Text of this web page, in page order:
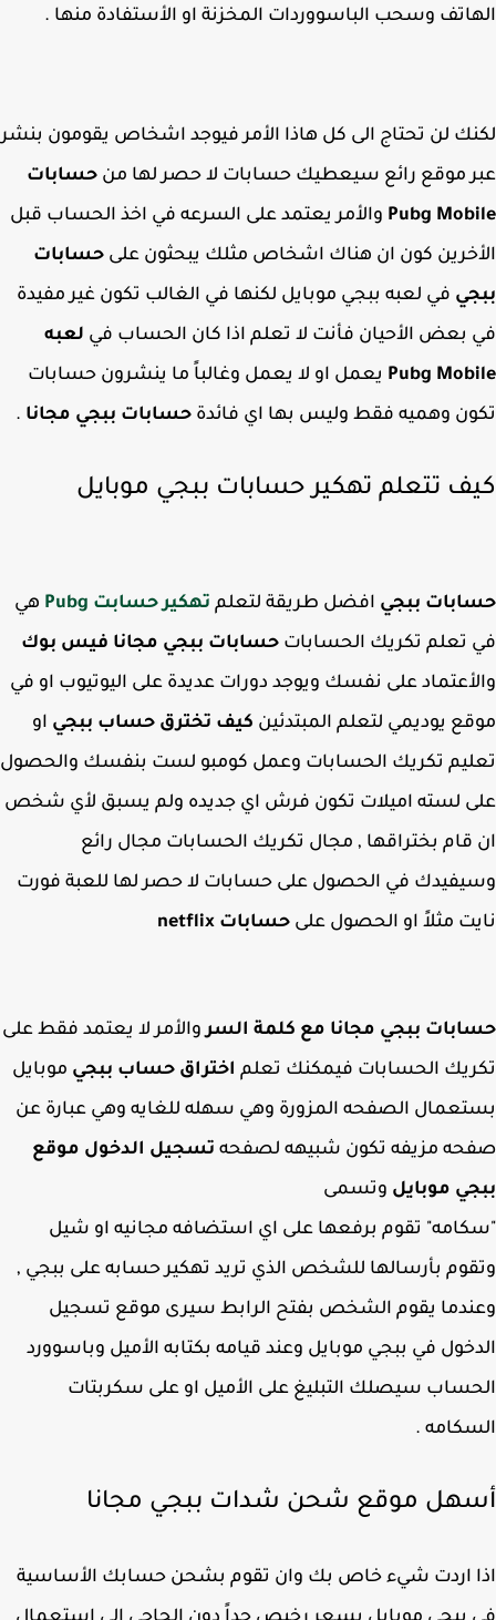
وسحب الباسووردات المخزنة او الأستفادة منها .
لن تحتاج الى كل هاذا الأمر فيوجد اشخاص يقومون بنشر
موقع رائع سيعطيك حسابات لا حصر لها منحسابات
Pubg والأمر يعتمد على السرعه في اخذ الحساب قبل
كون ان هناك اشخاص مثلك يبحثون علىحسابات
في لعبه ببجي موبايل لكنها في الغالب تكون غير مفيدة
بعض الأحيان فأنت لا تعلم اذا كان الحساب فيلعبه
Pubgيعمل او لا يعمل وغالباً ما ينشرون حسابات
وهميه فقط وليس بها اي فائدةحسابات ببجي مجانا.
تتعلم تهكير حسابات ببجي موبايل
ببجيافضل طريقة لتعلمتهكير حسابت Pubg
هي
تعلم تكريك الحساباتحسابات ببجي مجانا فيس بوك
على نفسك ويوجد دورات عديدة على اليوتيوب او في
يوديمي لتعلم المبتدئينكيف تخترق حساب ببجياو
تكريك الحسابات وعمل كومبو لست بنفسك والحصول
لسته اميلات تكون فرش اي جديده ولم يسبق لأي شخص
قام بختراقها , مجال تكريك الحسابات مجال رائع
في الحصول على حسابات لا حصر لها للعبة فورت
مثلاً او الحصول علىحسابات netflix
ببجي مجانا مع كلمة السروالأمر لا يعتمد فقط على
الحسابات فيمكنك تعلماختراق حساب ببجيموبايل
الصفحه المزورة وهي سهله للغايه وهي عبارة عن
مزيفه تكون شبيهه لصفحهتسجيل الدخول موقع
موبايلوتسمى
تقوم برفعها على اي استضافه مجانيه او شيل
بأرسالها للشخص الذي تريد تهكير حسابه على ببجي ,
يقوم الشخص بفتح الرابط سيرى موقع تسجيل
في ببجي موبايل وعند قيامه بكتابه الأميل وباسوورد
سيصلك التبليغ على الأميل او على سكربتات
.
موقع شحن شدات ببجي مجانا
اردت شيء خاص بك وان تقوم بشحن حسابك الأساسية